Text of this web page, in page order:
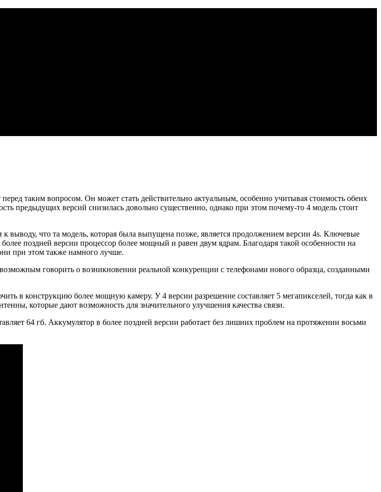
таким вопросом. Он может стать действительно актуальным, особенно учитывая стоимость обеих
предыдущих версий снизилась довольно существенно, однако при этом почему-то 4 модель стоит
что та модель, которая была выпущена позже, является продолжением версии 4s. Ключевые
поздней версии процессор более мощный и равен двум ядрам. Благодаря такой особенности на
при этом также намного лучше.
говорить о возникновении реальной конкуренции с телефонами нового образца, созданными
в конструкцию более мощную камеру. У 4 версии разрешение составляет 5 мегапикселей, тогда как в
которые дают возможность для значительного улучшения качества связи.
64 гб. Аккумулятор в более поздней версии работает без лишних проблем на протяжении восьми